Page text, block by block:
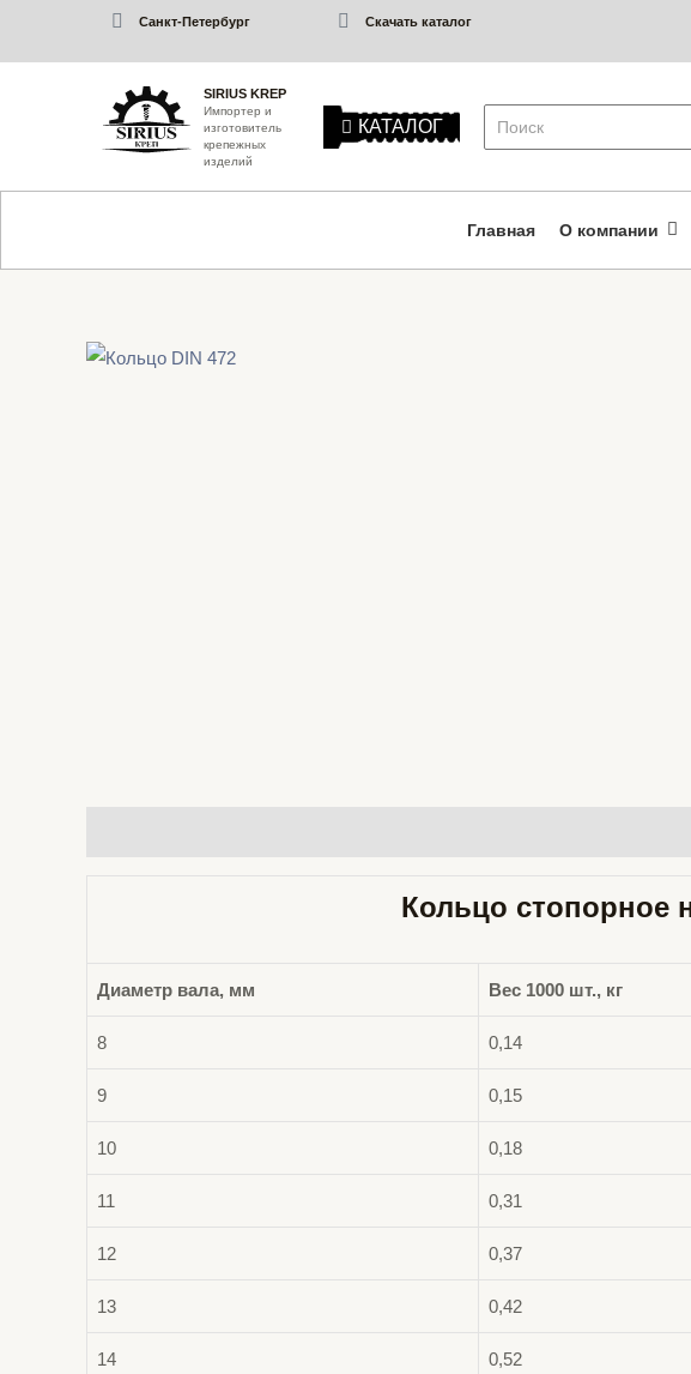
Санкт-Петербург Скачать каталог
SIRIUS KREP
Импортер и
изготовитель
крепежных
изделий
КАТАЛОГ
Главная О компании
Кольцо стопорное
Диаметр вала, мм Вес 1000 шт., кг
8 0,14
9 0,15
10 0,18
11 0,31
12 0,37
13 0,42
14 0,52